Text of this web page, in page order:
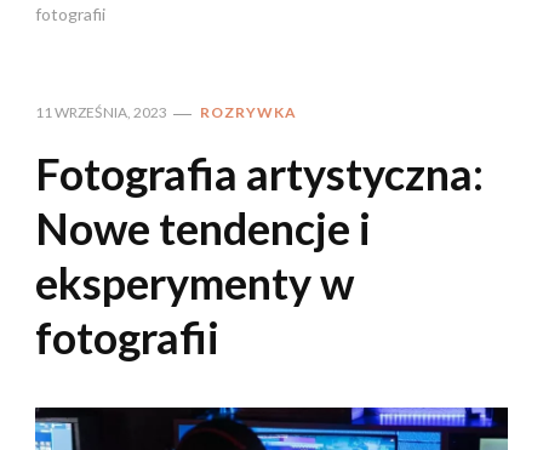
fotografii
11 WRZEŚNIA, 2023 ROZRYWKA
Fotografia artystyczna:
Nowe tendencje i
eksperymenty w
fotografii